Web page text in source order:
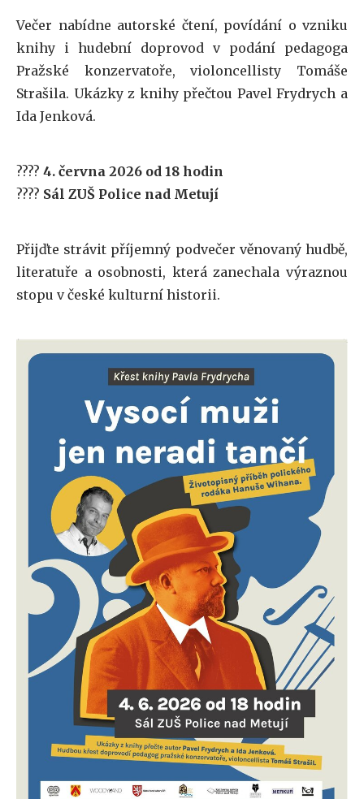
Večer nabídne autorské čtení, povídání o vzniku
knihy i hudební doprovod v podání pedagoga
Pražské konzervatoře, violoncellisty Tomáše
Strašila. Ukázky z knihy přečtou Pavel Frydrych a
Ida Jenková.
???? 4. června 2026 od 18 hodin
???? Sál ZUŠ Police nad Metují
Přijďte strávit příjemný podvečer věnovaný hudbě,
literatuře a osobnosti, která zanechala výraznou
stopu v české kulturní historii.